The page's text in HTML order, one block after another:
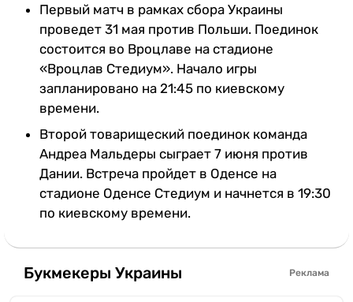
Первый матч в рамках сбора Украины
проведет 31 мая против Польши. Поединок
состоится во Вроцлаве на стадионе
«Вроцлав Стедиум». Начало игры
запланировано на 21:45 по киевскому
времени.
Второй товарищеский поединок команда
Андреа Мальдеры сыграет 7 июня против
Дании. Встреча пройдет в Оденсе на
стадионе Оденсе Стедиум и начнется в 19:30
по киевскому времени.
Букмекеры Украины Реклама